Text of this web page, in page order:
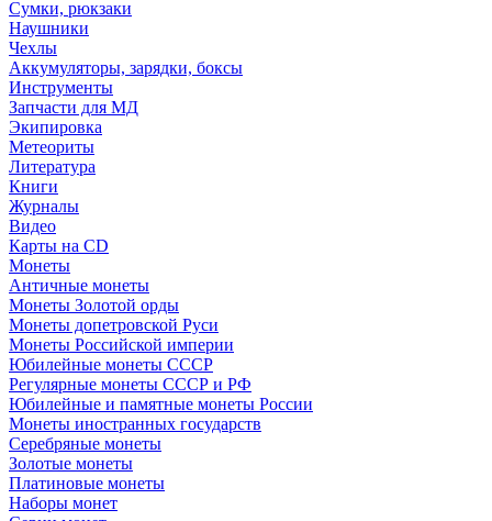
Сумки, рюкзаки
Наушники
Чехлы
Аккумуляторы, зарядки, боксы
Инструменты
Запчасти для МД
Экипировка
Метеориты
Литература
Книги
Журналы
Видео
Карты на CD
Монеты
Античные монеты
Монеты Золотой орды
Монеты допетровской Руси
Монеты Российской империи
Юбилейные монеты СССР
Регулярные монеты СССР и РФ
Юбилейные и памятные монеты России
Монеты иностранных государств
Серебряные монеты
Золотые монеты
Платиновые монеты
Наборы монет